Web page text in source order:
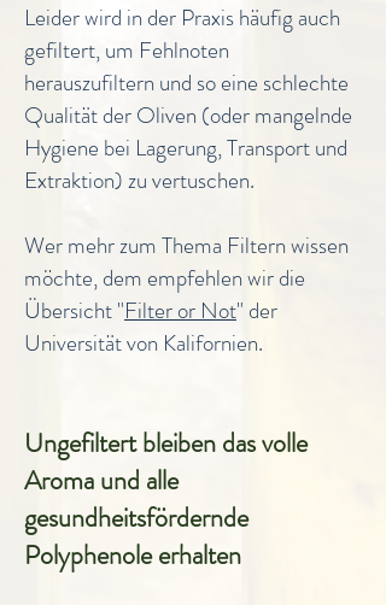
Leider wird in der Praxis häufig auch
gefiltert, um Fehlnoten
herauszufiltern und so eine schlechte
Qualität der Oliven (oder mangelnde
Hygiene bei Lagerung, Transport und
Extraktion) zu vertuschen.
Wer mehr zum Thema Filtern wissen
möchte, dem empfehlen wir die
Übersicht "Filter or Not" der
Universität von Kalifornien.
Ungefiltert bleiben das volle
Aroma und alle
gesundheitsfördernde
Polyphenole erhalten